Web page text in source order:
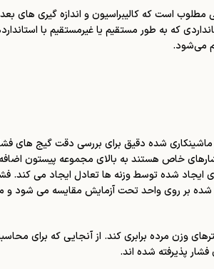
است که کالیبراسیون و اندازه گیری های
می‌شود.
شده دقیق برای بررسی دقت گیج های
خاص هستند به بالای مجموعه پیستون
ایجاد شده توسط وزنه ها تعادل ایجاد می کند.
بر روی واحد تحت آزمایش مقایسه می شود و
وزن مرده برابری کند. از آنجایی که برای
پذیرفته شده اند.